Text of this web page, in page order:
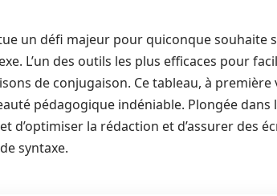
un défi majeur pour quiconque souhaite
L’un des outils les plus efficaces pour
de conjugaison. Ce tableau, à première
pédagogique indéniable. Plongée dans
d’optimiser la rédaction et d’assurer des
syntaxe.